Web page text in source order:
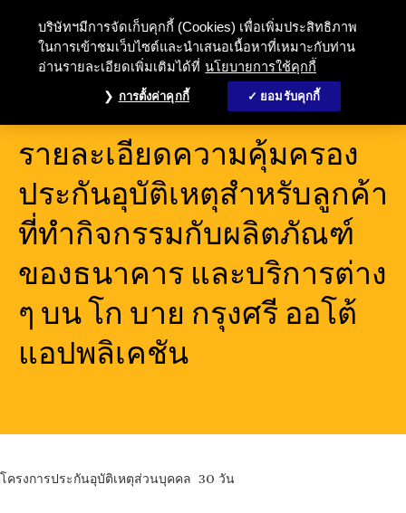
รายละเอียดความคุ้มครอง
ประกันอุบัติเหตุสำหรับลูกค้า
ที่ทำกิจกรรมกับผลิตภัณฑ์
ของธนาคาร และบริการต่าง
ๆ บน โก บาย กรุงศรี ออโต้
แอปพลิเคชัน
โครงการประกันอุบัติเหตุส่วนบุคคล 30 วัน
บริษัทฯมีการจัดเก็บคุกกี้ (Cookies) เพื่อเพิ่มประสิทธิภาพ
ในการเข้าชมเว็บไซต์และนำเสนอเนื้อหาที่เหมาะกับท่าน
อ่านรายละเอียดเพิ่มเติมได้ที่ นโยบายการใช้คุกกี้
การตั้งค่าคุกกี้ ยอมรับคุกกี้